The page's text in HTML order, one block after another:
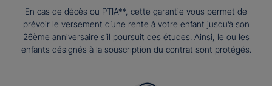
En cas de décès ou PTIA**, cette garantie vous permet de
prévoir le versement d’une rente à votre enfant jusqu’à son
26ème anniversaire s’il poursuit des études. Ainsi, le ou les
enfants désignés à la souscription du contrat sont protégés.